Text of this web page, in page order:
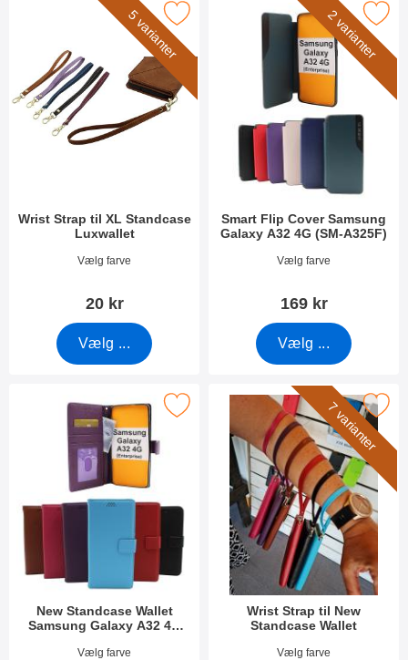
5 varianter
Wrist Strap til XL Standcase
Luxwallet
Varenr 50276Vælg farve
20 kr
Vælg ...
wrist Strap til XL Standcase Luxwallet som favorit
2 varianter
Smart Flip Cover Samsung
Galaxy A32 4G (SM-A325F)
Varenr 40989Vælg farve
169 kr
Vælg ...
Marker smart Flip Cover Samsung
New Standcase Wallet
Samsung Galaxy A32 4G
Varenr 40872Vælg farve
Wallet Samsung Galaxy A32 4G (SM-A325F) som
7 varianter
Wrist Strap til New
Standcase Wallet
Varenr 40789Vælg farve
Marker wrist Strap til New